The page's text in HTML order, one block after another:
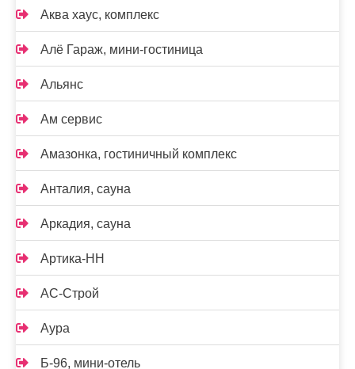
Аква хаус, комплекс
Алё Гараж, мини-гостиница
Альянс
Ам сервис
Амазонка, гостиничный комплекс
Анталия, сауна
Аркадия, сауна
Артика-НН
АС-Строй
Аура
Б-96, мини-отель